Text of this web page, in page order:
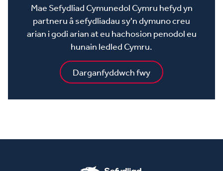
Mae Sefydliad Cymunedol Cymru hefyd yn
partneru â sefydliadau sy'n dymuno creu
arian i godi arian at eu hachosion penodol eu
hunain ledled Cymru.
Darganfyddwch fwy